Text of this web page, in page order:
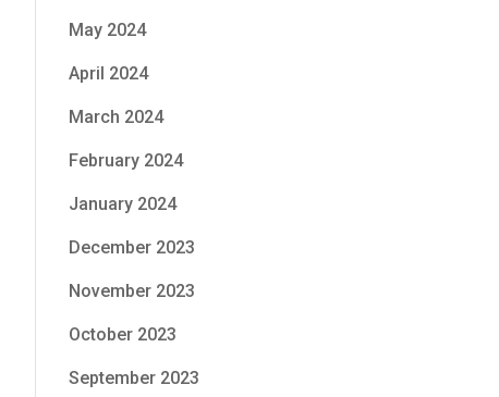
May 2024
April 2024
March 2024
February 2024
January 2024
December 2023
November 2023
October 2023
September 2023